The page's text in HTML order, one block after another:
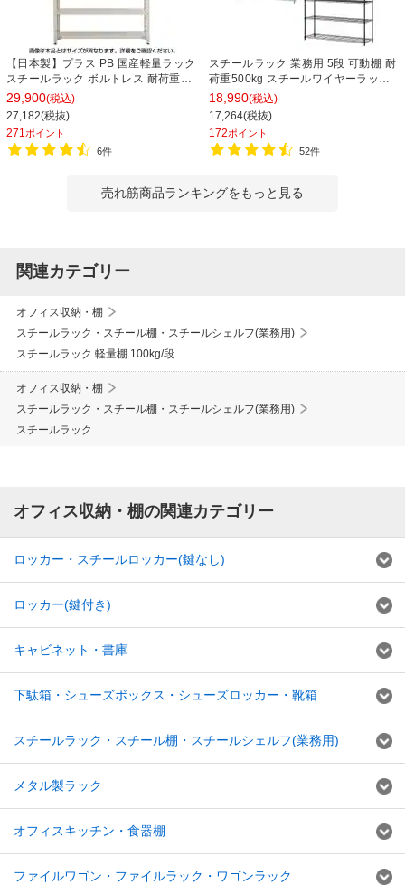
【日本製】プラス PB 国産軽量ラック
スチールラック ボルトレス 耐荷重
150kg/段 天地6段 幅1812×奥行462×
高さ2100mm スチール棚 スチールシ
ェルフ 収納棚 オープンラック 収納ラ
ック
29,900(税込)
27,182(税抜)
271 ポイント
6件
スチールラック 業務用 5段 可動棚 耐
荷重500kg スチールワイヤーラック
シェルゴ 幅1515×奥行460×高さ
1740mm
18,990(税込)
17,264(税抜)
172ポイント
52件
売れ筋商品ランキングをもっと見る
関連カテゴリー
オフィス収納・棚
スチールラック・スチール棚・スチールシェルフ(業務用)
スチールラック 軽量棚 100kg/段
オフィス収納・棚
スチールラック・スチール棚・スチールシェルフ(業務用)
スチールラック
オフィス収納・棚の関連カテゴリー
ロッカー・スチールロッカー(鍵なし)
ロッカー(鍵付き)
キャビネット・書庫
下駄箱・シューズボックス・シューズロッカー・靴箱
スチールラック・スチール棚・スチールシェルフ(業務用)
メタル製ラック
オフィスキッチン・食器棚
ファイルワゴン・ファイルラック・ワゴンラック